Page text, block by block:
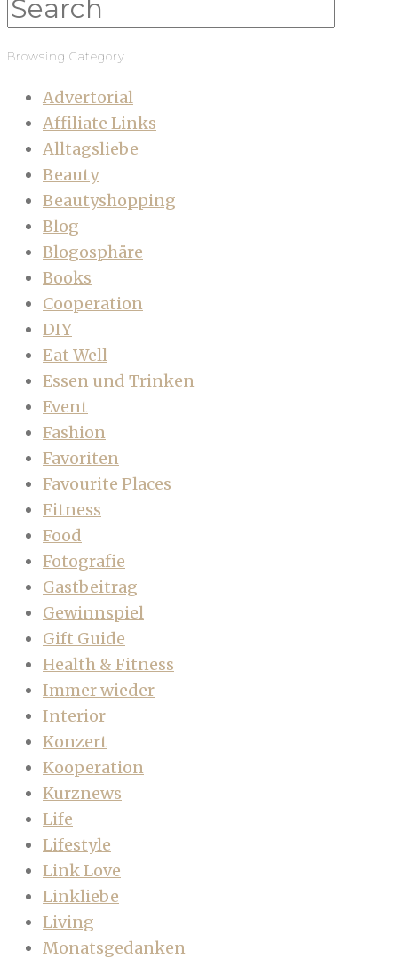
Browsing Category
Advertorial
Affiliate Links
Alltagsliebe
Beauty
Beautyshopping
Blog
Blogosphäre
Books
Cooperation
DIY
Eat Well
Essen und Trinken
Event
Fashion
Favoriten
Favourite Places
Fitness
Food
Fotografie
Gastbeitrag
Gewinnspiel
Gift Guide
Health & Fitness
Immer wieder
Interior
Konzert
Kooperation
Kurznews
Life
Lifestyle
Link Love
Linkliebe
Living
Monatsgedanken